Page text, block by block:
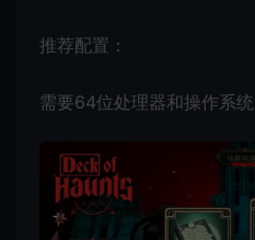
推荐配置：
需要64位处理器和操作系统